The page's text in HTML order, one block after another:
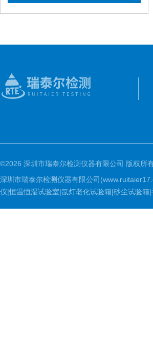
©2026 深圳市瑞泰尔检测仪器有限公司 版权所
深圳市瑞泰尔检测仪器有限公司
仪|恒温恒湿试验室|氙灯老化试验箱|砂尘试验